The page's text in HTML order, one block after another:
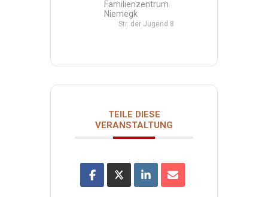
Familienzentrum
Niemegk
Str. der Jugend 8
TEILE DIESE
VERANSTALTUNG